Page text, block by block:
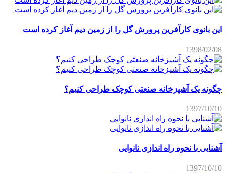
این بانوی کارآفرین پرورش گل را از زمین دیم آغاز کرده است
1398/02/08
چگونه یک آشپزخانه صنعتی کوچک طراحی کنیم؟
1397/10/10
آشنایی با نحوه راه اندازی نانوایی
1397/10/10